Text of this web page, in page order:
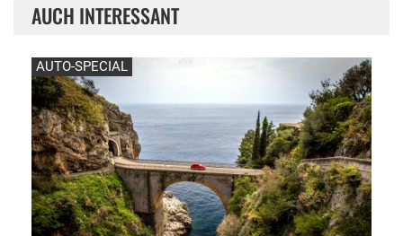
AUCH INTERESSANT
AUTO-SPECIAL